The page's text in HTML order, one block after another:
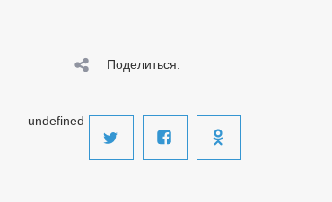
Поделиться:
undefined